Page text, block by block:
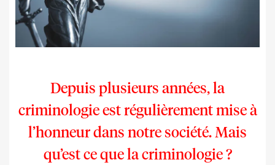
Depuis plusieurs années, la
criminologie est régulièrement mise à
l’honneur dans notre société.Mais
qu’est ce que la criminologie ?